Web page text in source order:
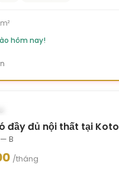
hôm nay!
đầy đủ nội thất tại Koto
B
/tháng